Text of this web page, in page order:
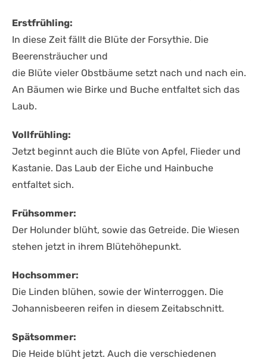
Erstfrühling:
In diese Zeit fällt die Blüte der Forsythie. Die
Beerensträucher und
die Blüte vieler Obstbäume setzt nach und nach ein.
An Bäumen wie Birke und Buche entfaltet sich das
Laub.
Vollfrühling:
Jetzt beginnt auch die Blüte von Apfel, Flieder und
Kastanie. Das Laub der Eiche und Hainbuche
entfaltet sich.
Frühsommer:
Der Holunder blüht, sowie das Getreide. Die Wiesen
stehen jetzt in ihrem Blütehöhepunkt.
Hochsommer:
Die Linden blühen, sowie der Winterroggen. Die
Johannisbeeren reifen in diesem Zeitabschnitt.
Spätsommer:
Die Heide blüht jetzt. Auch die verschiedenen